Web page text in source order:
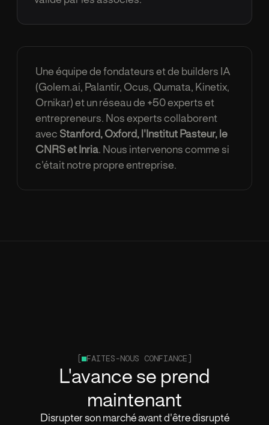
Uneéquipe de fondateurs et de builders IA
(Golem.ai, Palantir, Ocus, Qumata, Kinetix,
Ornikar) et un réseau de +50 experts et
entrepreneurs. Nos experts collaborent
avec Stanford, Oxford, l'Institut Pasteur, le
CNRS et Inria. Nous intervenons comme si
c'était notre propre entreprise.
[ FAITES-NOUS CONFIANCE]
L'avance se prend
maintenant
Disrupter son marché avant d'être disrupté